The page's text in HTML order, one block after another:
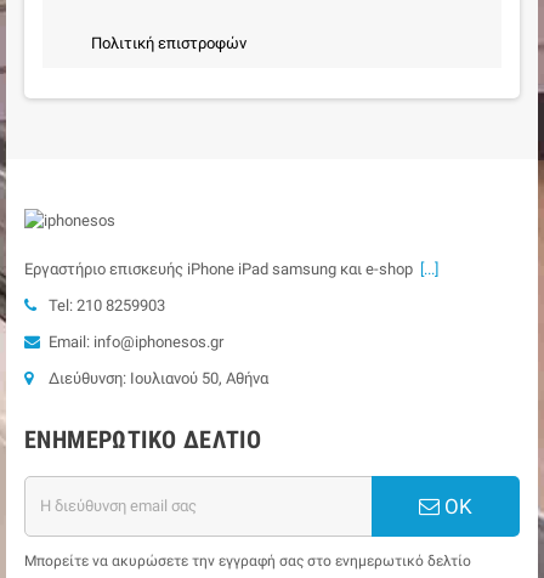
Πολιτική επιστροφών
Εργαστήριο επισκευής iPhone iPad samsung και e-shop [...]
Tel: 210 8259903
Email: info@iphonesos.gr
Διεύθυνση: Ιουλιανού 50, Αθήνα
ΕΝΗΜΕΡΩΤΙΚΌ ΔΕΛΤΊΟ
ΟΚ
Μπορείτε να ακυρώσετε την εγγραφή σας στο ενημερωτικό δελτίο